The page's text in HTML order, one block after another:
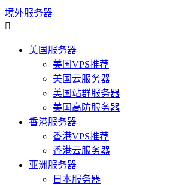
境外服务器

美国服务器
美国VPS推荐
美国云服务器
美国站群服务器
美国高防服务器
香港服务器
香港VPS推荐
香港云服务器
亚洲服务器
日本服务器